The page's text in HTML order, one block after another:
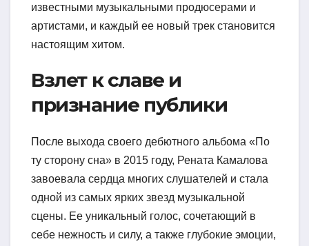
известными музыкальными продюсерами и
артистами, и каждый ее новый трек становится
настоящим хитом.
Взлет к славе и
признание публики
После выхода своего дебютного альбома «По
ту сторону сна» в 2015 году, Рената Камалова
завоевала сердца многих слушателей и стала
одной из самых ярких звезд музыкальной
сцены. Ее уникальный голос, сочетающий в
себе нежность и силу, а также глубокие эмоции,